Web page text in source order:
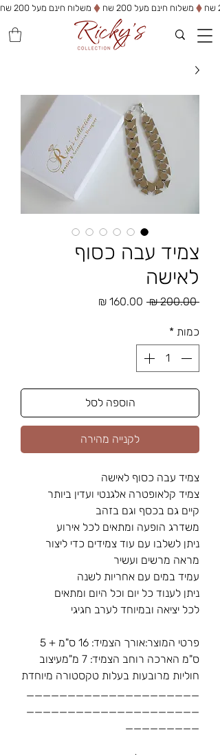
משלוח חינם מעל 200 שח
צמיד עבה כסוף
לאישה
‏200.00 ‏₪
מחיר
כמות *
הוספה לסל
לקנייה מהירה
צמיד עבה כסוף לאישה
צמיד קלאופטרה אלגנטי ועדין ביותר
קיים גם בכסף וגם בזהב
משדרג הופעה ומתאים לכל אירוע
ניתן לשלבו עם עוד צמידים כדי ליצור
מראה מרשים ועשיר
עמיד במים עם אחריות לשנה
ניתן לענוד כל יום וכל היום ומתאים
לכל יציאה ובמיוחד לערב חגיגי
פרטי המוצר:אורך הצמיד: 16 ס"מ + 5
ס"מ הארכה רוחב הצמיד: 7 מ"מעיצוב
חוליות מרובעות בעלות טקסטורה מיוחדת
_____________________
_____________________
_________